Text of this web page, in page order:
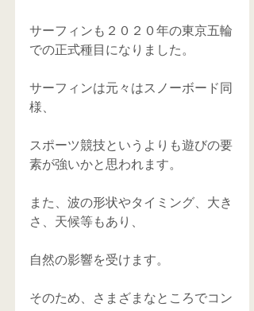
サーフィンも２０２０年の東京五輪
での正式種目になりました。
サーフィンは元々はスノーボード同
様、
スポーツ競技というよりも遊びの要
素が強いかと思われます。
また、波の形状やタイミング、大き
さ、天候等もあり、
自然の影響を受けます。
そのため、さまざまなところでコン